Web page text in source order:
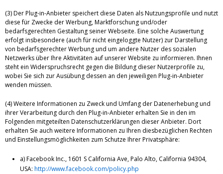
(3) Der Plug-in-Anbieter speichert diese Daten als Nutzungsprofile und nutzt
diese für Zwecke der Werbung, Marktforschung und/oder
bedarfsgerechten Gestaltung seiner Webseite. Eine solche Auswertung
erfolgt insbesondere (auch für nicht eingeloggte Nutzer) zur Darstellung
von bedarfsgerechter Werbung und um andere Nutzer des sozialen
Netzwerks über Ihre Aktivitäten auf unserer Website zu informieren. Ihnen
steht ein Widerspruchsrecht gegen die Bildung dieser Nutzerprofile zu,
wobei Sie sich zur Ausübung dessen an den jeweiligen Plug-in-Anbieter
wenden müssen.
(4) Weitere Informationen zu Zweck und Umfang der Datenerhebung und
ihrer Verarbeitung durch den Plug-in-Anbieter erhalten Sie in den im
Folgenden mitgeteilten Datenschutzerklärungen dieser Anbieter. Dort
erhalten Sie auch weitere Informationen zu Ihren diesbezüglichen Rechten
und Einstellungsmöglichkeiten zum Schutze Ihrer Privatsphäre:
a) Facebook Inc., 1601 S California Ave, Palo Alto, California 94304,
USA: http://www.facebook.com/policy.php